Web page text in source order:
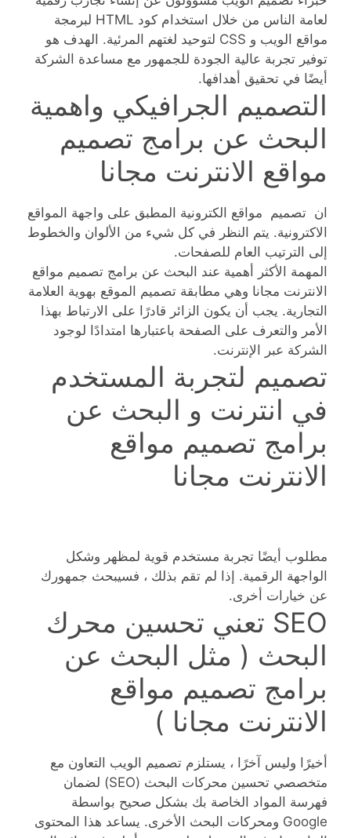
لعامة الناس من خلال استخدام كود HTML لبرمجة
مواقع الويب و CSS لتوحيد لغتهم المرئية. الهدف هو
توفير تجربة عالية الجودة للجمهور مع مساعدة الشركة
أيضًا في تحقيق أهدافها.
التصميم الجرافيكي واهمية
البحث عن برامج تصميم
مواقع الانترنت مجانا
ان تصميم مواقع الكترونية المطبق على واجهة المواقع
الاكترونية. يتم النظر في كل شيء من الألوان والخطوط
إلى الترتيب العام للصفحات.
المهمة الأكثر أهمية عند البحث عن برامج تصميم مواقع
الانترنت مجانا وهي مطابقة تصميم الموقع بهوية العلامة
التجارية. يجب أن يكون الزائر قادرًا على الارتباط بهذا
الأمر والتعرف على الصفحة باعتبارها امتدادًا لوجود
الشركة عبر الإنترنت.
تصميم لتجربة المستخدم
في انترنت و البحث عن
برامج تصميم مواقع
الانترنت مجانا
مطلوب أيضًا تجربة مستخدم قوية لمظهر وشكل
الواجهة الرقمية. إذا لم تقم بذلك ، فسيبحث جمهورك
عن خيارات أخرى.
SEO تعني تحسين محرك
البحث ( مثل البحث عن
برامج تصميم مواقع
الانترنت مجانا )
أخيرًا وليس آخرًا ، يستلزم تصميم الويب التعاون مع
متخصصي تحسين محركات البحث (SEO) لضمان
فهرسة المواد الخاصة بك بشكل صحيح بواسطة
Google ومحركات البحث الأخرى. يساعد هذا المحتوى